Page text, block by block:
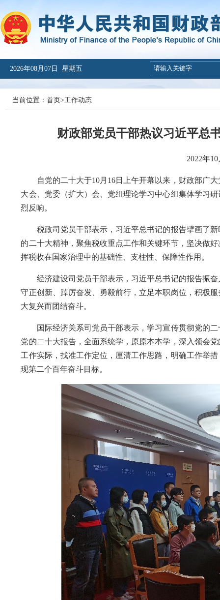
2026年08月07日 星期五
当前位置： 首页>工作动态
财政部党员干部热议习近平总
2022年
自党的二十大于10月16日上午开幕以来，财政部广大
大会、党委（扩大）会、党组理论学习中心组集体学习
烈反响。
税政司党员干部表示，习近平总书记的报告擘画了新
的二十大精神，聚焦税收重点工作和关键环节，坚决做
挥税收在国家治理中的基础性、支柱性、保障性作用。
经济建设司党员干部表示，习近平总书记的报告振奋
守正创新、踔厉奋发、勇毅前行，立足本职岗位，积极
大复兴而团结奋斗。
国际经济关系司党员干部表示，学习宣传贯彻党的二
党的二十大报告，全面系统学，原原本本学，深入领会
工作实际，找准工作定位，厘清工作思路，明确工作举
现第二个百年奋斗目标。